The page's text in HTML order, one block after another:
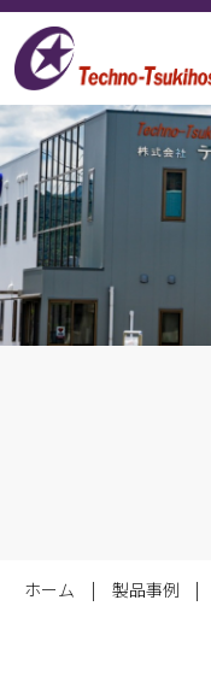
ホーム 製品事例